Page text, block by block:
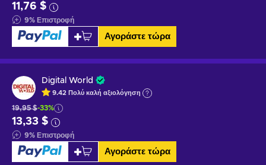
11,76 $
9% Επιστροφή
Αγοράστε τώρα
Digital World
9.42 Πολύ καλή αξιολόγηση
19,95 $-33%
13,33 $
9% Επιστροφή
Αγοράστε τώρα